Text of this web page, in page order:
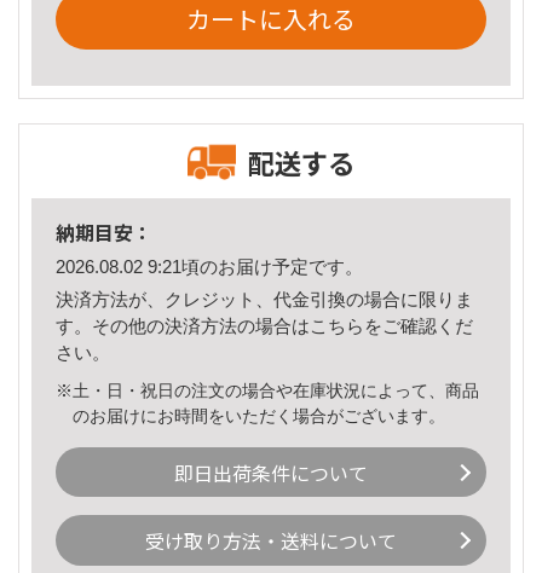
カートに入れる
配送する
納期目安：
2026.08.02 9:21頃のお届け予定です。
決済方法が、クレジット、代金引換の場合に限りま
す。その他の決済方法の場合はこちら をご確認くだ
さい。
※土・日・祝日の注文の場合や在庫状況によって、商品
のお届けにお時間をいただく場合がございます。
即日出荷条件について
受け取り方法・送料について